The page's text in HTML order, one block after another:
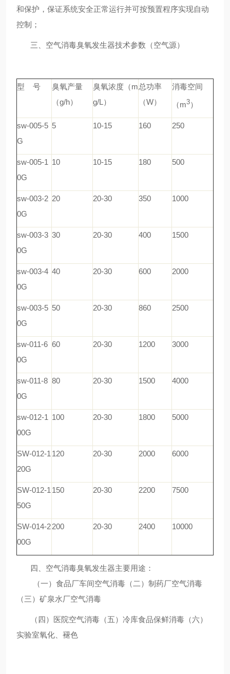
和保护，保证系统安全正常运行并可按预置程序实现自动
控制；
三、 空气消毒臭氧发生器技术参数（空气源）
型 号
臭氧产量
（g/h）
臭氧浓度（m
g/L）
总功率
（W）
消毒空间
（m3）
sw-005-5
G
5 10-15 160 250
sw-005-1
0G
10 10-15 180 500
sw-003-2
0G
20 20-30 350 1000
sw-003-3
0G
30 20-30 400 1500
sw-003-4
0G
40 20-30 600 2000
sw-003-5
0G
50 20-30 860 2500
sw-011-6
0G
60 20-30 1200 3000
sw-011-8
0G
80 20-30 1500 4000
sw-012-1
00G
100 20-30 1800 5000
SW-012-1
20G
120 20-30 2000 6000
SW-012-1
50G
150 20-30 2200 7500
SW-014-2
00G
200 20-30 2400 10000
四、空气消毒臭氧发生器主要用途：
（一）食品厂车间空气消毒（二）制药厂空气消毒
（三）矿泉水厂空气消毒
（四）医院空气消毒（五）冷库食品保鲜消毒（六）
实验室氧化、褪色